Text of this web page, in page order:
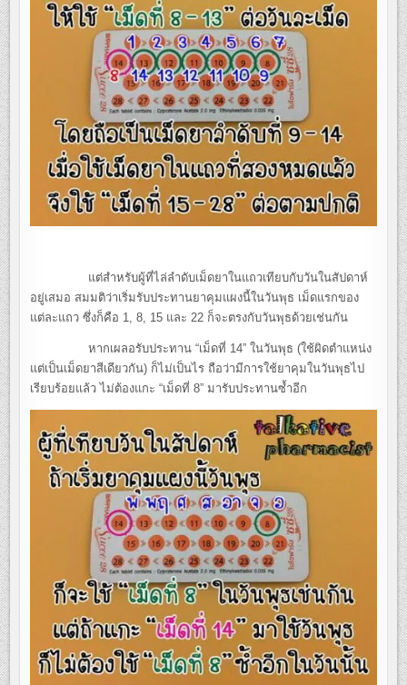
แต่สำหรับผู้ที่ไล่ลำดับเม็ดยาในแถวเทียบกับวันในสัปดาห์
อยู่เสมอ สมมติว่าเริ่มรับประทานยาคุมแผงนี้ในวันพุธ เม็ดแรกของ
แต่ละแถว ซึ่งก็คือ 1, 8, 15 และ 22 ก็จะตรงกับวันพุธด้วยเช่นกัน
หากเผลอรับประทาน “เม็ดที่ 14” ในวันพุธ (ใช้ผิดตำแหน่ง
แต่เป็นเม็ดยาสีเดียวกัน) ก็ไม่เป็นไร ถือว่ามีการใช้ยาคุมในวันพุธไป
เรียบร้อยแล้ว ไม่ต้องแกะ “เม็ดที่ 8” มารับประทานซ้ำอีก